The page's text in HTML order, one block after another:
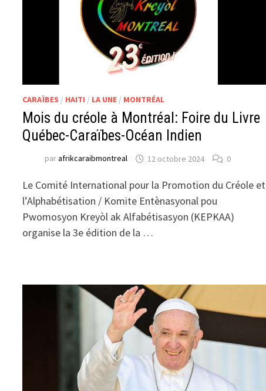
CARAÏBES / HAITI / LA UNE / MONTRÉAL
Mois du créole à Montréal: Foire du Livre
Québec-Caraïbes-Océan Indien
parafrikcaraibmontreal 12 octobre 2024 0
Le Comité International pour la Promotion du Créole et
l’Alphabétisation / Komite Entènasyonal pou
Pwomosyon Kreyòl ak Alfabétisasyon (KEPKAA)
organise la 3e édition de la …